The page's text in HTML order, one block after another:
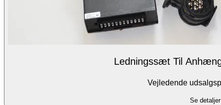
Ledningssæt Til
Vejledende
Se detaljer